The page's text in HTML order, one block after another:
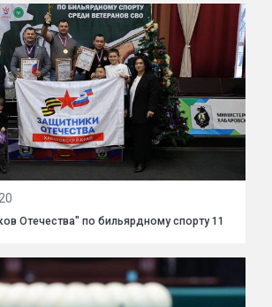
Отечества" по бильярдному спорту 11